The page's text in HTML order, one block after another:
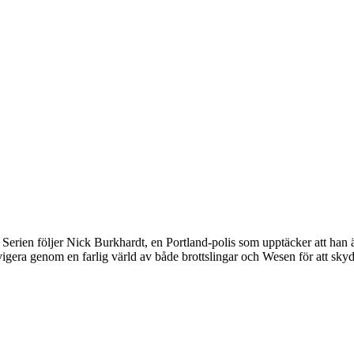
följer Nick Burkhardt, en Portland-polis som upptäcker att han
genom en farlig värld av både brottslingar och Wesen för att